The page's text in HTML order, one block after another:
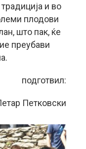
и во
плодови
што пак, ќе
преубави
подготвил:
Петковски